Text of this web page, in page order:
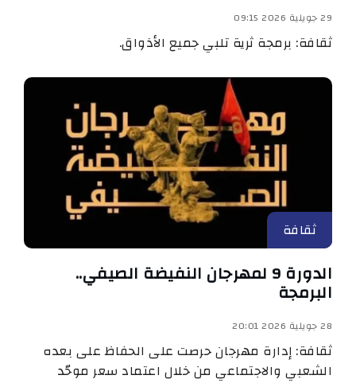
29 جويلية 2026 09:15
ثقافة: برمجة ثرية تلبي جميع الأذواق.
ثقافة
الدورة 9 لمهرجان النفيضة الصيفي..
البرمجة
28 جويلية 2026 20:01
ثقافة: إدارة مهرجان حرصت على الحفاظ على بعده
الشعبي والاجتماعي من خلال اعتماد سعر موحّد